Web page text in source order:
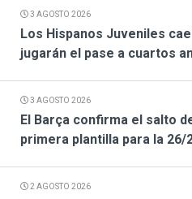
3 AGOSTO 2026
Los Hispanos Juveniles
jugarán el pase a cuartos
3 AGOSTO 2026
El Barça confirma el salto
primera plantilla para la 26/
2 AGOSTO 2026